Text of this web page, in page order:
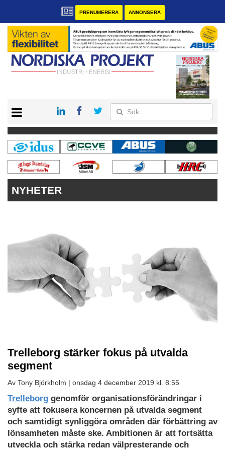
PRENUMERERA ANNONSERA
KONTAKT
VÅRA ANDRA MAGASIN
PRENUMERERA
ANNONSERA
NYHETER
Trelleborg stärker fokus på utvalda
segment
Av Tony Björkholm | onsdag 4 december 2019 kl. 8:55
Trelleborg genomför organisationsförändringar i
syfte att fokusera koncernen på utvalda segment
och samtidigt synliggöra områden där förbättring av
lönsamheten måste ske. Ambitionen är att fortsätta
utveckla och stärka redan välpresterande och